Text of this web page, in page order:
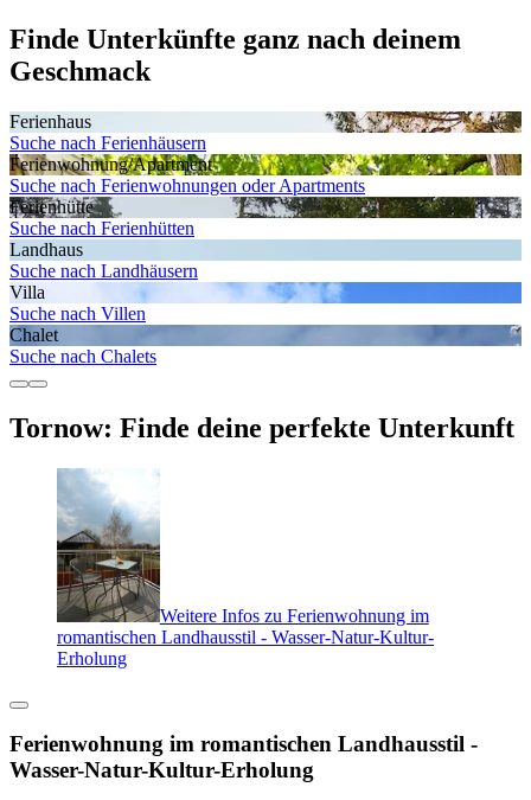
Finde Unterkünfte ganz nach deinem
Geschmack
Ferienhaus
Suche nach Ferienhäusern
Ferienwohnung/Apartment
Suche nach Ferienwohnungen oder Apartments
Ferienhütte
Suche nach Ferienhütten
Landhaus
Suche nach Landhäusern
Villa
Suche nach Villen
Chalet
Suche nach Chalets
Tornow: Finde deine perfekte Unterkunft
Weitere Infos zu Ferienwohnung im
romantischen Landhausstil - Wasser-Natur-Kultur-
Erholung
Ferienwohnung im romantischen Landhausstil -
Wasser-Natur-Kultur-Erholung